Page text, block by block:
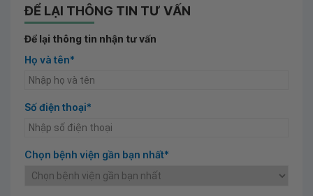
ĐỂ LẠI THÔNG TIN TƯ VẤN
Để lại thông tin nhận tư vấn
Họ và tên*
Số điện thoại*
Chọn bệnh viện gần bạn nhất*